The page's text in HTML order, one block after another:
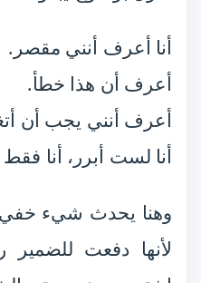
أنا أعرف أنني مقصر.
أعرف أن هذا خطأ.
أعرف أنني يجب أن
أنا لست أبرر، أنا
وهنا يحدث شيء خفي:
لأنها دفعت للضمير